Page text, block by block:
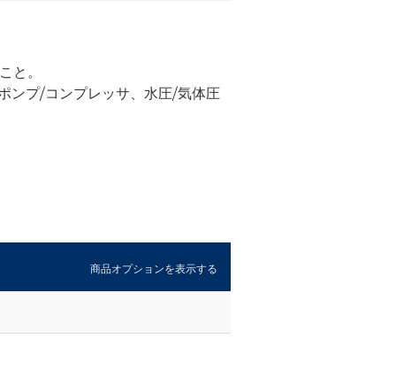
と。
ンプ/コンプレッサ、水圧/気体圧
商品オプションを表示する